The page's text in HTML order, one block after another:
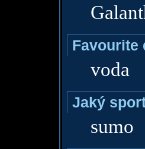
Favourite
voda
Jaký
sumo